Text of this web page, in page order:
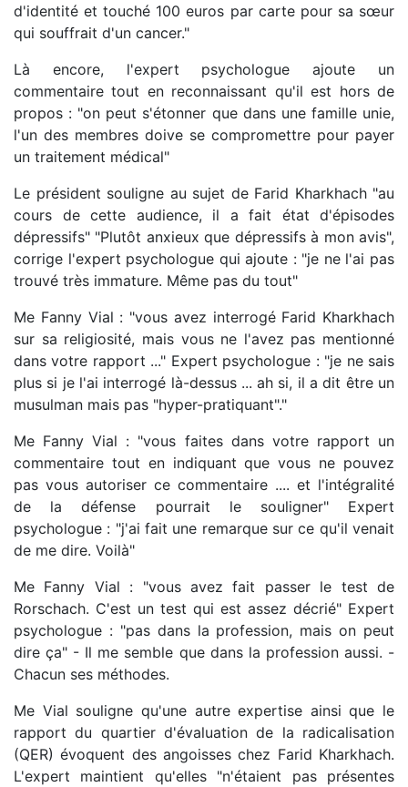
d'identité et touché 100 euros par carte pour sa sœur
qui souffrait d'un cancer."
Là encore, l'expert psychologue ajoute un
commentaire tout en reconnaissant qu'il est hors de
propos : "on peut s'étonner que dans une famille unie,
l'un des membres doive se compromettre pour payer
un traitement médical"
Le président souligne au sujet de Farid Kharkhach "au
cours de cette audience, il a fait état d'épisodes
dépressifs" "Plutôt anxieux que dépressifs à mon avis",
corrige l'expert psychologue qui ajoute : "je ne l'ai pas
trouvé très immature. Même pas du tout"
Me Fanny Vial : "vous avez interrogé Farid Kharkhach
sur sa religiosité, mais vous ne l'avez pas mentionné
dans votre rapport ..." Expert psychologue : "je ne sais
plus si je l'ai interrogé là-dessus ... ah si, il a dit être un
musulman mais pas "hyper-pratiquant"."
Me Fanny Vial : "vous faites dans votre rapport un
commentaire tout en indiquant que vous ne pouvez
pas vous autoriser ce commentaire .... et l'intégralité
de la défense pourrait le souligner" Expert
psychologue : "j'ai fait une remarque sur ce qu'il venait
de me dire. Voilà"
Me Fanny Vial : "vous avez fait passer le test de
Rorschach. C'est un test qui est assez décrié" Expert
psychologue : "pas dans la profession, mais on peut
dire ça" - Il me semble que dans la profession aussi. -
Chacun ses méthodes.
Me Vial souligne qu'une autre expertise ainsi que le
rapport du quartier d'évaluation de la radicalisation
(QER) évoquent des angoisses chez Farid Kharkhach.
L'expert maintient qu'elles "n'étaient pas présentes